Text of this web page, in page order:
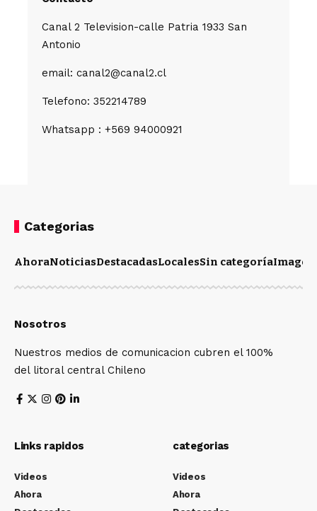
Canal 2 Television-calle Patria 1933 San
Antonio
email: canal2@canal2.cl
Telefono: 352214789
Whatsapp : +569 94000921
Categorias
AhoraNoticiasDestacadasLocalesSin categoríaImagen
Nosotros
Nuestros medios de comunicacion cubren el 100%
del litoral central Chileno
Links rapidos
Videos
Ahora
categorias
Videos
Ahora